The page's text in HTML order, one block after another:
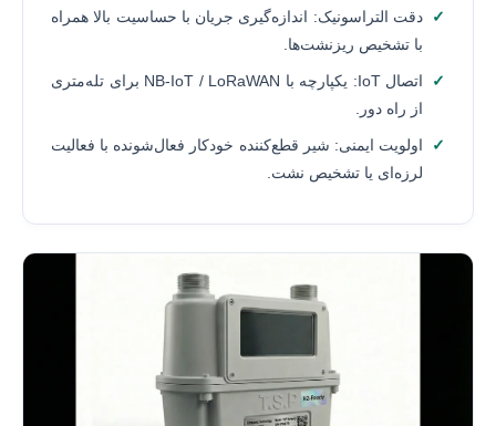
دقت التراسونیک: اندازه‌گیری جریان با حساسیت بالا همراه
با تشخیص ریزنشت‌ها.
اتصال IoT: یکپارچه با NB-IoT / LoRaWAN برای تله‌متری
از راه دور.
اولویت ایمنی: شیر قطع‌کننده خودکار فعال‌شونده با فعالیت
لرزه‌ای یا تشخیص نشت.